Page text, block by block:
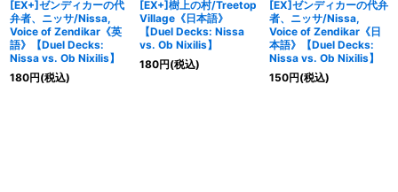
[EX+]ゼンディカーの代
弁者、ニッサ/Nissa,
Voice of Zendikar《英
語》【Duel Decks:
Nissa vs. Ob Nixilis】
180円(税込)
[EX+]樹上の村/Treetop
Village《日本語》
【Duel Decks: Nissa
vs. Ob Nixilis】
180円(税込)
[EX]ゼンディカーの代弁
者、ニッサ/Nissa,
Voice of Zendikar《日
本語》【Duel Decks:
Nissa vs. Ob Nixilis】
150円(税込)